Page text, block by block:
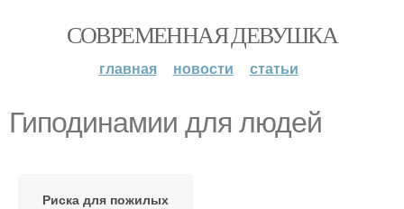
СОВРЕМЕННАЯ ДЕВУШКА
главная новости статьи
Гиподинамии для людей
Риска для пожилых